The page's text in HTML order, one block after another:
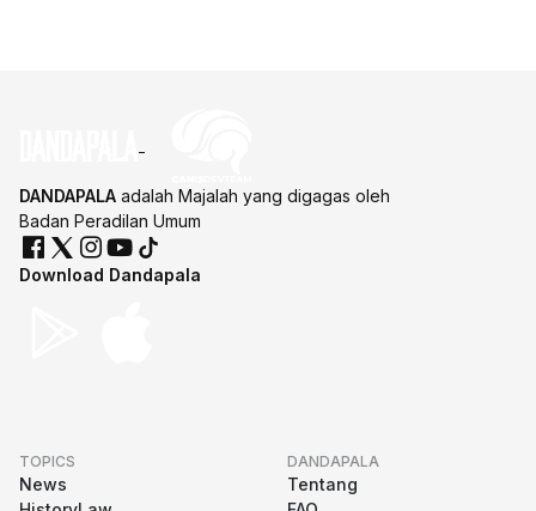
DANDAPALA adalah Majalah yang digagas oleh
Badan Peradilan Umum
Download Dandapala
TOPICS
News
DANDAPALA
Tentang